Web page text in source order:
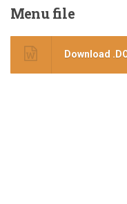
Menufile
Download